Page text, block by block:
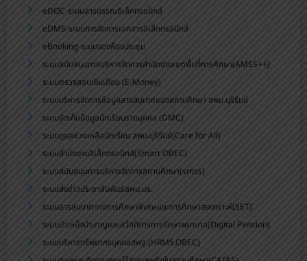
eDOC-ระบบสารบรรณอิเล็กทรอนิกส์
eDMS-ระบบการจัดการเอกสารอิเล็กทรอนิกส์
eBooking-ระบบจองห้องประชุม
ระบบสนับสนุนการบริหารจัดการสำนักงานเขตพื้นที่การศึกษา(AMSS++)
ระบบตรวจสอบเงินเดือน (E-Money)
ระบบบริหารจัดการข้อมูลสารสนเทศของสถานศึกษา สพม.บุรีรัมย์
ระบบจัดเก็บข้อมูลนักเรียนรายบุคคล (DMC)
ระบบดูแลช่วยเหลือนักเรียน สพม.บุรีรัมย์(Care for All)
ระบบสำนักงานอิเล็กทรอนิกส์(Smart OBEC)
ระบบสนับสนุนการบริหารจัดการสถานศึกษา(smss)
ระบบส่งข่าวประชาสัมพันธ์สพม.บร.
ระบบสารสนเทศทางการศึกษาพิเศษและการศึกษาสงเคราะห์(SET)
ระบบบำเหน็จบำนาญและสวัสดิการการรักษาพยาบาล(Digital Pension)
ระบบบริหารทรัพยากรบุคคลสพฐ.(HRMS.OBEC)